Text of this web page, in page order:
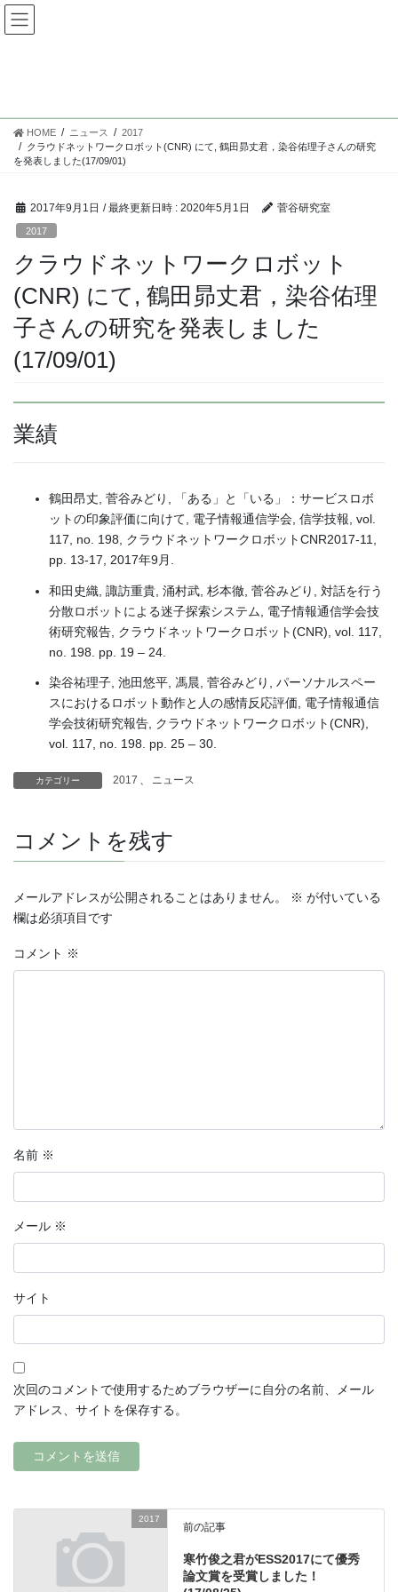
コ
ン
ス
ナ
ビ
ン
HOME ニュース
2017
クラウドネットワークロボット(CNR) にて, 鶴田昴丈君，染谷佑理子さんの研究
を発表しました(17/09/01)
2017年9月1日 / 最終更新日時 : 2020年5月1日 菅谷研究室
2017
クラウドネットワークロボット
(CNR) にて, 鶴田昴丈君，染谷佑理
子さんの研究を発表しました
(17/09/01)
業績
鶴田昂丈, 菅谷みどり, 「ある」と「いる」：サービスロボ
ットの印象評価に向けて, 電子情報通信学会, 信学技報, vol.
117, no. 198, クラウドネットワークロボットCNR2017-11,
pp. 13-17, 2017年9月.
和田史織, 諏訪重貴, 涌村武, 杉本徹, 菅谷みどり, 対話を行う
分散ロボットによる迷子探索システム, 電子情報通信学会技
術研究報告, クラウドネットワークロボット(CNR), vol. 117,
no. 198. pp. 19 – 24.
染谷祐理子, 池田悠平, 馮晨, 菅谷みどり, パーソナルスペー
スにおけるロボット動作と人の感情反応評価, 電子情報通信
学会技術研究報告, クラウドネットワークロボット(CNR),
vol. 117, no. 198. pp. 25 – 30.
カテゴリー 2017 ニュース
コメントを残す
メールアドレスが公開されることはありません。 ※ が付いている
欄は必須項目です
コメント ※
名前 ※
メール ※
サイト
次回のコメントで使用するためブラウザーに自分の名前、メール
アドレス、サイトを保存する。
2017
前の記事
寒竹俊之君がESS2017にて優秀
論文賞を受賞しました！